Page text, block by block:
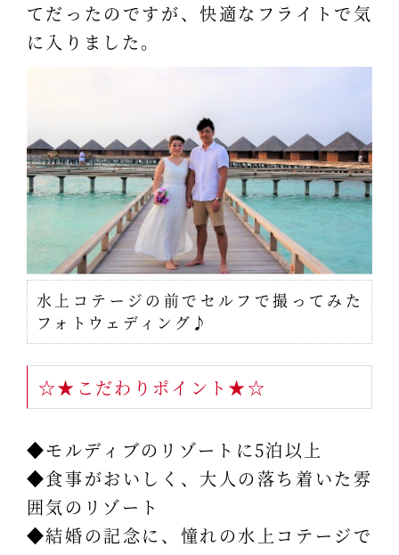
てだったのですが、快適なフライトで気
に入りました。
水上コテージの前でセルフで撮ってみた
フォトウェディング♪
☆★こだわりポイント★☆
◆モルディブのリゾートに5泊以上
◆食事がおいしく、大人の落ち着いた雰
囲気のリゾート
◆結婚の記念に、憧れの水上コテージで